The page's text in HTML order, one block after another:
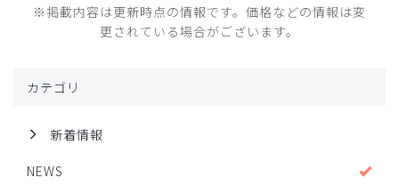
※掲載内容は更新時点の情報です。価格などの情報は変
更されている場合がございます。
カテゴリ
新着情報
NEWS